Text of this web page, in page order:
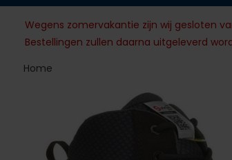
Wegens zomervakantie zijn wij gesloten
Bestellingen zullen daarna uitgeleverd
Home